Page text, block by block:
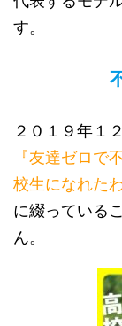
す。
２０１９年１
『友達ゼロで
校生になれたわ
に綴っている
ん。